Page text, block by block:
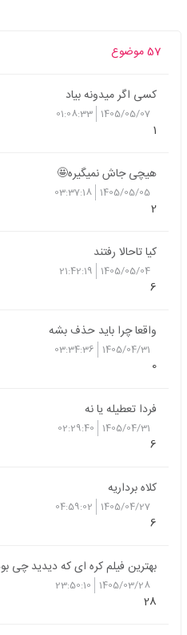
57 موضوع
کسی اگر میدونه بیاد
1405/05/07
01:08:33
1
هیچی جاش نمیگیره🤩
1405/05/05
03:37:18
2
کیا تاحالا رفتند
1405/05/04
21:42:19
6
واقعا چرا باید حذف بشه
1405/04/31
03:34:36
0
فردا تعطیله یا نه
1405/04/31
02:29:40
6
کلاه برداریه
1405/04/27
04:59:02
6
بهترین فیلم کره ای که دیدید چی
1405/03/28
23:50:10
28